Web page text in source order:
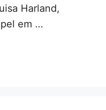
Harland,
em …